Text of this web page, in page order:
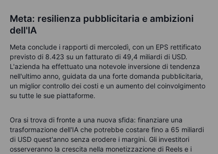
Meta: resilienza pubblicitaria e ambizioni
dell'IA
Meta conclude i rapporti di mercoledì, con un EPS rettificato
previsto di 8.423 su un fatturato di 49,4 miliardi di USD.
L'azienda ha effettuato una notevole inversione di tendenza
nell'ultimo anno, guidata da una forte domanda pubblicitaria,
un miglior controllo dei costi e un aumento del coinvolgimento
su tutte le sue piattaforme.
Ora si trova di fronte a una nuova sfida: finanziare una
trasformazione dell'IA che potrebbe costare fino a 65 miliardi
di USD quest'anno senza erodere i margini. Gli investitori
osserveranno la crescita nella monetizzazione di Reels e i